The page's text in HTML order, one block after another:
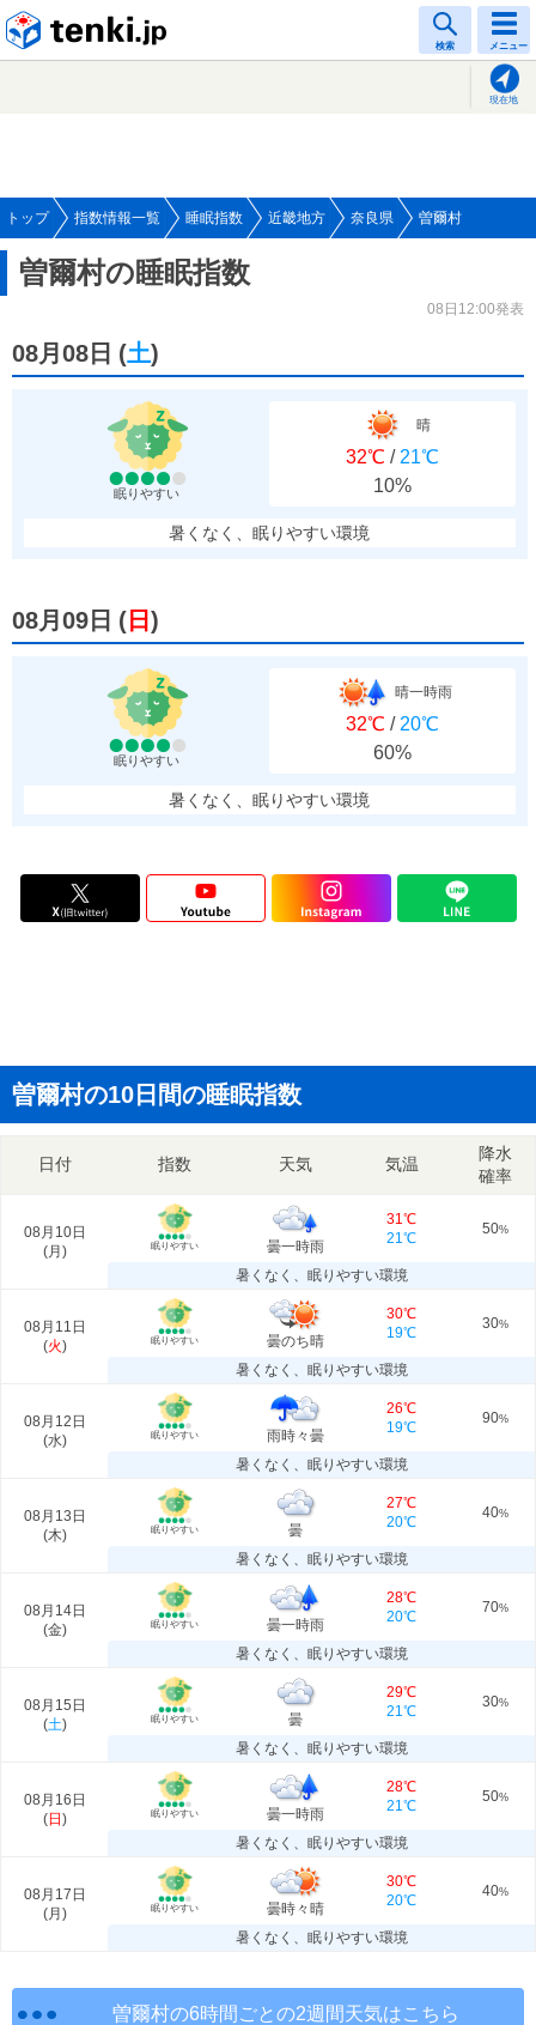
検索 メニュー
現在地
トップ 指数情報一覧 睡眠指数 近畿地方 奈良県 曽爾村
曽爾村の睡眠指数
08日12:00発表
08月08日 (土)
眠りやすい
晴
32℃ / 21℃
10%
暑くなく、眠りやすい環境
08月09日 ( 日 )
眠りやすい
晴一時雨
32℃ / 20℃
60%
暑くなく、眠りやすい環境
曽爾村の10日間の睡眠指数
日付 指数 天気 気温
降水
確率
08月10日
(月 ) 眠りやすい 曇一時雨
31℃
21℃
50%
暑くなく、眠りやすい環境
08月11日
(火) 眠りやすい 曇のち晴
30℃
19℃
30%
暑くなく、眠りやすい環境
08月12日
(水) 眠りやすい 雨時々曇
26℃
19℃
90%
暑くなく、眠りやすい環境
08月13日
(木) 眠りやすい 曇
27℃
20℃
40%
暑くなく、眠りやすい環境
08月14日
(金) 眠りやすい 曇一時雨
28℃
20℃
70%
暑くなく、眠りやすい環境
08月15日
(土) 眠りやすい 曇
29℃
21℃
30%
暑くなく、眠りやすい環境
08月16日
(日 ) 眠りやすい 曇一時雨
28℃
21℃
50%
暑くなく、眠りやすい環境
08月17日
(月 ) 眠りやすい 曇時々晴
30℃
20℃
40%
暑くなく、眠りやすい環境
曽爾村の6時間ごとの2週間天気はこちら